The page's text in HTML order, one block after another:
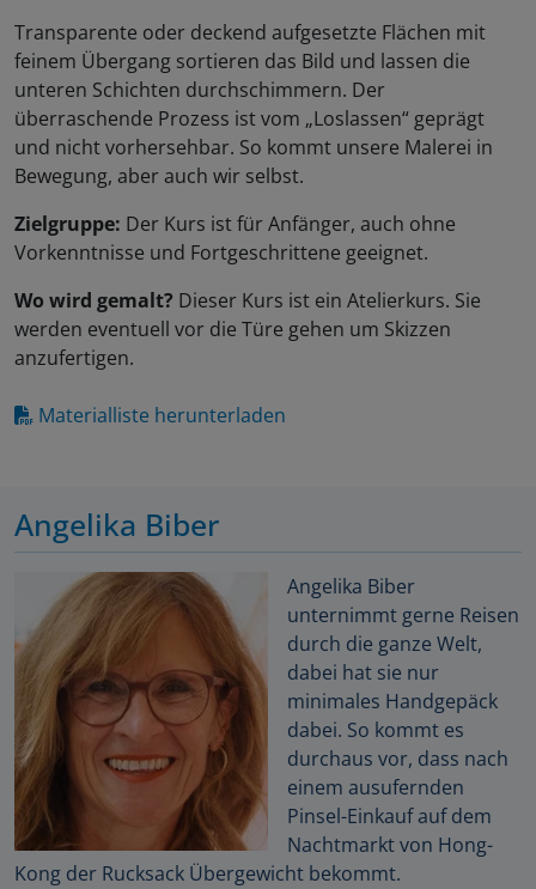
Transparente oder deckend aufgesetzte Flächen mit
feinem Übergang sortieren das Bild und lassen die
unteren Schichten durchschimmern. Der
überraschende Prozess ist vom „Loslassen“ geprägt
und nicht vorhersehbar. So kommt unsere Malerei in
Bewegung, aber auch wir selbst.
Zielgruppe: Der Kurs ist für Anfänger, auch ohne
Vorkenntnisse und Fortgeschrittene geeignet.
Wo wird gemalt? Dieser Kurs ist ein Atelierkurs. Sie
werden eventuell vor die Türe gehen um Skizzen
anzufertigen.
Materialliste herunterladen
Angelika Biber
Angelika Biber
unternimmt gerne Reisen
durch die ganze Welt,
dabei hat sie nur
minimales Handgepäck
dabei. So kommt es
durchaus vor, dass nach
einem ausufernden
Pinsel-Einkauf auf dem
Nachtmarkt von Hong-
Kong der Rucksack Übergewicht bekommt.